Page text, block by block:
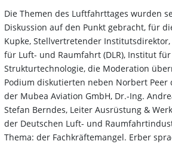
Die Themen des Luftfahrttages wurden
Diskussion auf den Punkt gebracht, für
Kupke, Stellvertretender
für Luft- und Raumfahrt (DLR), Institut
Strukturtechnologie, die Moderation
Podium diskutierten neben Norbert Peer
der Mubea Aviation GmbH, Dr.-Ing.
Stefan Berndes, Leiter Ausrüstung &
der Deutschen Luft- und
Thema: der Fachkräftemangel. Erber